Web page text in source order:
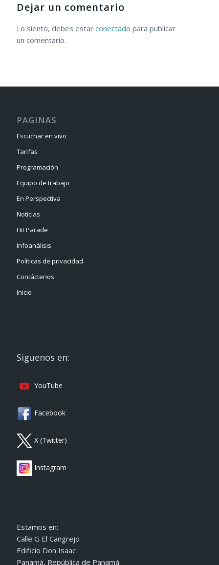
Dejar un comentario
Lo siento, debes estar conectado para publicar
un comentario.
PAGINAS
Escuchar en vivo
Tarifas
Programación
Equipo de trabajo
En Perspectiva
Noticias
Hit Parade
Infoanálisis
Políticas de privacidad
Contáctenos
Inicio
Siguenos en:
YouTube
Facebook
X (Twitter)
Instagram
Estamos en:
Calle G El Cangrejo
Edificio Don Isaac
Panamá, República de Panamá